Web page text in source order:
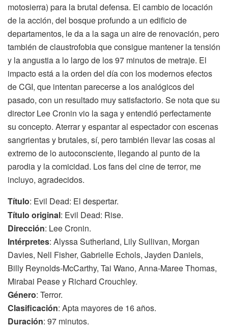
motosierra) para la brutal defensa. El cambio de locación
de la acción, del bosque profundo a un edificio de
departamentos, le da a la saga un aire de renovación, pero
también de claustrofobia que consigue mantener la tensión
y la angustia a lo largo de los 97 minutos de metraje. El
impacto está a la orden del día con los modernos efectos
de CGI, que intentan parecerse a los analógicos del
pasado, con un resultado muy satisfactorio. Se nota que su
director Lee Cronin vio la saga y entendió perfectamente
su concepto. Aterrar y espantar al espectador con escenas
sangrientas y brutales, sí, pero también llevar las cosas al
extremo de lo autoconsciente, llegando al punto de la
parodia y la comicidad. Los fans del cine de terror, me
incluyo, agradecidos.
Título: Evil Dead: El despertar.
Título original: Evil Dead: Rise.
Dirección: Lee Cronin.
Intérpretes: Alyssa Sutherland, Lily Sullivan, Morgan
Davies, Nell Fisher, Gabrielle Echols, Jayden Daniels,
Billy Reynolds-McCarthy, Tai Wano, Anna-Maree Thomas,
Mirabai Pease y Richard Crouchley.
Género: Terror.
Clasificación: Apta mayores de 16 años.
Duración: 97 minutos.